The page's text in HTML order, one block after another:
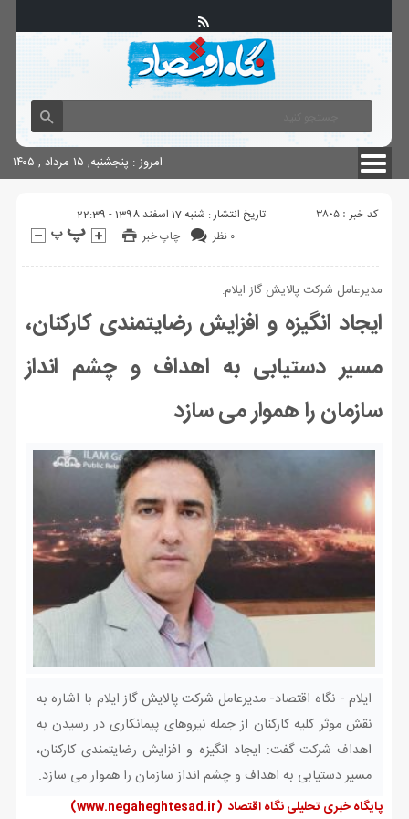
آگهی های دولتی چاپ
امروز : پنجشنبه, ۱۵ مرداد , ۱۴۰۵
کد خبر : 3805
تاریخ انتشار : شنبه 17 اسفند 1398 - 22:39
چاپ خبر
۰ نظر
مدیرعامل شرکت پالایش گاز ایلام:
ایجاد انگیزه و افزایش رضایتمندی کارکنان،
مسیر دستیابی به اهداف و چشم انداز
سازمان را هموار می سازد
ایلام - نگاه اقتصاد- مدیرعامل شرکت پالایش گاز ایلام با اشاره به
نقش موثر کلیه کارکنان از جمله نیروهای پیمانکاری در رسیدن به
اهداف شرکت گفت: ایجاد انگیزه و افزایش رضایتمندی کارکنان،
مسیر دستیابی به اهداف و چشم انداز سازمان را هموار می سازد.
پایگاه خبری تحلیلی نگاه اقتصاد (www.negaheghtesad.ir)